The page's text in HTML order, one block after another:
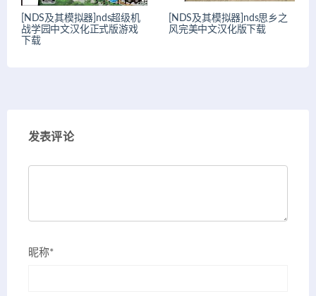
[NDS及其模拟器]nds超级机
战学园中文汉化正式版游戏
下载
[NDS及其模拟器]nds思乡之
风完美中文汉化版下载
发表评论
昵称*